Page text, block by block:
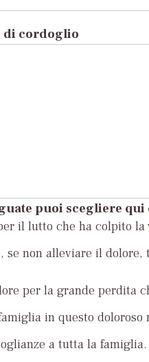
di cordoglio
puoi scegliere
il lutto che ha colpito la
se non alleviare il
per la grande perdita
in questo doloroso
a tutta la famiglia.